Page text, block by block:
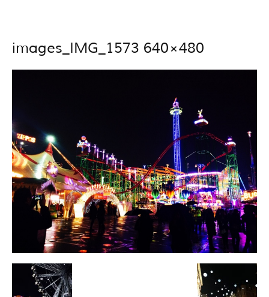
images_IMG_1573 640×480